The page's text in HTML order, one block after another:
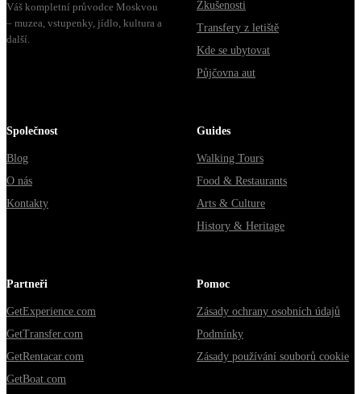
Váš kompletní průvodce Moskvou
– muzea, vstupenky, jídlo, kultura a
další.
Zkušenosti
Transfery z letiště
Kde se ubytovat
Půjčovna aut
Společnost
Blog
O nás
Kontakty
Guides
Walking Tours
Food & Restaurants
Arts & Culture
History & Heritage
Partneři
GetExperience.com
GetTransfer.com
GetRentacar.com
GetBoat.com
Pomoc
Zásady ochrany osobních údajů
Podmínky
Zásady používání souborů cookie